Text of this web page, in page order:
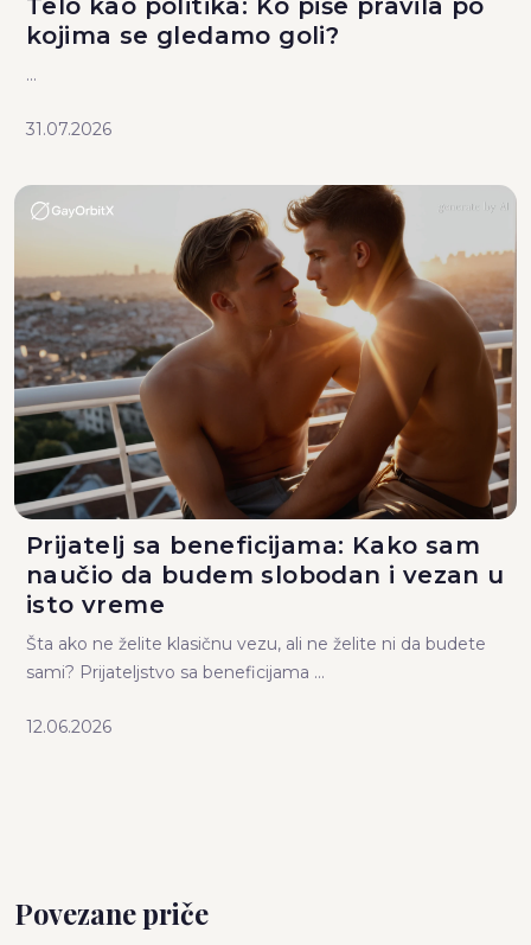
Telo kao politika: Ko piše pravila po
kojima se gledamo goli?
...
31.07.2026
Prijatelj sa beneficijama: Kako sam
naučio da budem slobodan i vezan u
isto vreme
Šta ako ne želite klasičnu vezu, ali ne želite ni da budete
sami? Prijateljstvo sa beneficijama ...
12.06.2026
Povezane priče